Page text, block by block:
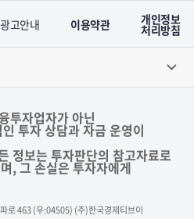
광고안내 이용약관 개인정보
처리방침
투자업자가 아닌
투자 상담과 자금 운영이
정보는 투자판단의 참고자료로
, 그 손실은 투자자에게
로 463 (우:04505) (주)한국경제티브이